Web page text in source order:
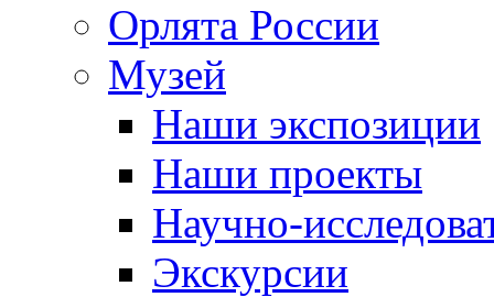
Орлята России
Музей
Наши экспозиции
Наши проекты
Научно-
Экскурсии